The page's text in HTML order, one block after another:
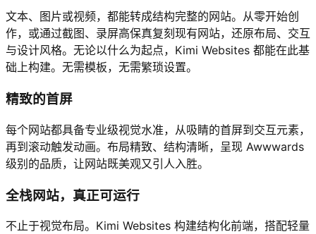
文本、图片或视频，都能转成结构完整的网站。从零开始创
作，或通过截图、录屏高保真复刻现有网站，还原布局、交互
与设计风格。无论以什么为起点，Kimi Websites 都能在此基
础上构建。无需模板，无需繁琐设置。
精致的首屏
每个网站都具备专业级视觉水准，从吸睛的首屏到交互元素，
再到滚动触发动画。布局精致、结构清晰，呈现 Awwwards
级别的品质，让网站既美观又引人入胜。
全栈网站，真正可运行
不止于视觉布局。Kimi Websites 构建结构化前端，搭配轻量